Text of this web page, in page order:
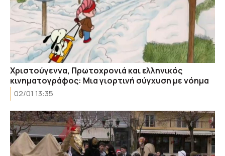
Χριστούγεννα, Πρωτοχρονιά και ελληνικός
κινηματογράφος: Μια γιορτινή σύγχυση με νόημα
02/01 13:35